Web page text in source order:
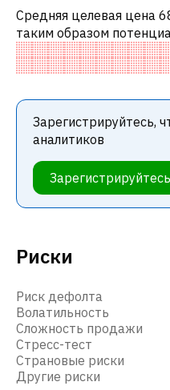
Риски
Риск дефолта
Волатильность
Сложность продажи
Стресс-тест
Страновые риски
Другие риски
Средняя целевая цена
таким образом
Обычно это означает
среди инвестиционных
Зарегистрируйтесь,
аналитиков
Зарегистрируйтесь